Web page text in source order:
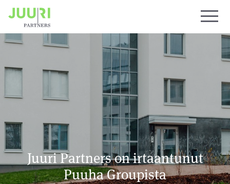
Juuri Partners on irtaantunut
Puuha Groupista